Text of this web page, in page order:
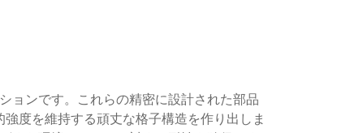
ョンです。これらの精密に設計された部品
度を維持する頑丈な格子構造を作り出しま